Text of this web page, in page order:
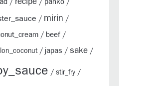
/ / panko /
/ mirin /
/ beef /
/ japas / sake /
/ stir_fry /